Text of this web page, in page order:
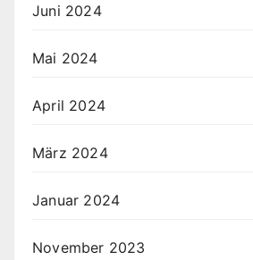
Juni 2024
Mai 2024
April 2024
März 2024
Januar 2024
November 2023